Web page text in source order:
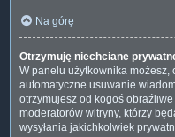
Na górę
Otrzymuję niechciane
W panelu użytkownika możesz,
automatyczne usuwanie
otrzymujesz od kogoś
moderatorów witryny, którzy
wysyłania jakichkolwiek